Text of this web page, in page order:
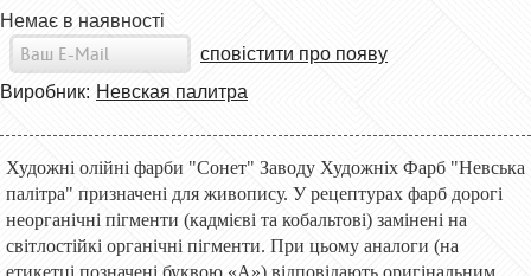
Немає в наявності
сповістити про появу
Виробник: Невская палитра
Художні олійні фарби "Сонет" Заводу Художніх Фарб "Невська
палітра" призначені для живопису. У рецептурах фарб дорогі
неорганічні пігменти (кадмієві та кобальтові) замінені на
світлостійкі органічні пігменти. При цьому аналоги (на
етикетці позначені буквою «А») відповідають оригінальним